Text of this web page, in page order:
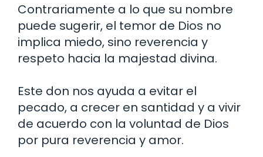
Contrariamente a lo que su nombre
puede sugerir, el temor de Dios no
implica miedo, sino reverencia y
respeto hacia la majestad divina.
Este don nos ayuda a evitar el
pecado, a crecer en santidad y a vivir
de acuerdo con la voluntad de Dios
por pura reverencia y amor.